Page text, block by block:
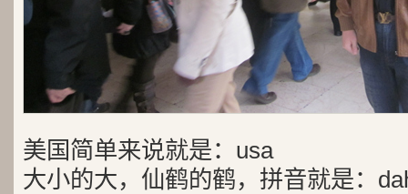
美国简单来说就是：usa
大小的大，仙鹤的鹤，拼音就是：